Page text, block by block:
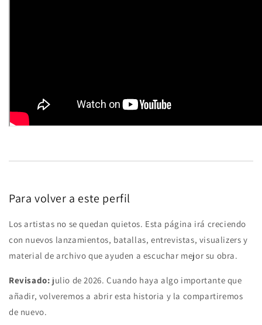
Para volver a este perfil
Los artistas no se quedan quietos. Esta página irá creciendo
con nuevos lanzamientos, batallas, entrevistas, visualizers y
material de archivo que ayuden a escuchar mejor su obra.
Revisado: julio de 2026. Cuando haya algo importante que
añadir, volveremos a abrir esta historia y la compartiremos
de nuevo.